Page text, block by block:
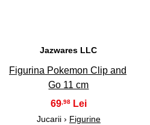
Jazwares LLC
Figurina Pokemon Clip and
Go 11 cm
69,98
Jucarii › Figurine